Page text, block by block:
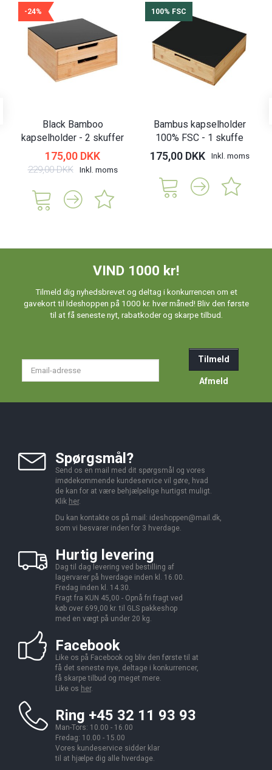
-24%
Black Bamboo
kapselholder - 2 skuffer
175,00 DKK
229,00 DKK Inkl. moms
100% FSC
Bambus kapselholder
100% FSC - 1 skuffe
175,00 DKK Inkl. moms
VIND 1000 kr!
Tilmeld dig nyhedsbrevet og deltag i konkurrencen om et
gavekort til Ideshoppen på 1000 kr. hver måned! Bliv den første
til at få seneste nyt, rabatkoder og skarpe tilbud.
Tilmeld
Afmeld
Spørgsmål?
Send os en mail med dit spørgsmål og vores
imødekommende kundeservice vil gøre, hvad
de kan for at være behjælpelige hurtigst muligt.
Klik her.
Du kan kontakte os på mail: ideshoppen@mail.dk,
som vi besvarer inden for 3 hverdage.
Hurtig levering
Dag til dag levering ved bestilling af
lagervarer på hverdage inden kl. 16.00.
Fredag inden kl. 14.30.
Fragt fra KUN 45,00 - Opnå fri fragt ved
køb over 699,00 kr. til GLS pakkeshop
med en vægt på under 20 kg.
Facebook
Like os på Facebook og bliv den første til at
få det seneste nye, deltage i konkurrencer,
få skarpe tilbud og meget mere.
Like os her.
Ring +45 32 11 93 93
Man-Tors: 10.00 - 16.00
Fredag: 10.00 - 15.00
Vores kundeservice sidder klar
til at hjælpe dig alle hverdage.